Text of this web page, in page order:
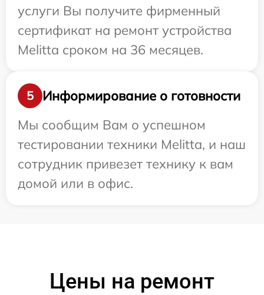
услуги Вы получите фирменный
сертификат на ремонт устройства
Melitta сроком на 36 месяцев.
5
Информирование о готовности
Мы сообщим Вам о успешном
тестировании техники Melitta, и наш
сотрудник привезет технику к вам
домой или в офис.
Цены на ремонт